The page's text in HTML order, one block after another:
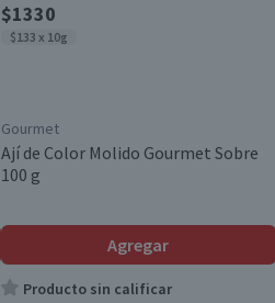
$1330
$133 x 10g
Gourmet
Ají de Color Molido Gourmet Sobre
100 g
Agregar
Producto sin calificar